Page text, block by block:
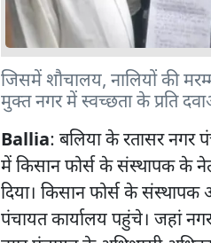
जिसमें शौचालय, नालियों की
मुक्त नगर में स्वच्छता के प्रति
Ballia: बलिया के रतासर नगर
में किसान फोर्स के संस्थापक के
दिया। किसान फोर्स के
पंचायत कार्यालय पहुंचे। जहां